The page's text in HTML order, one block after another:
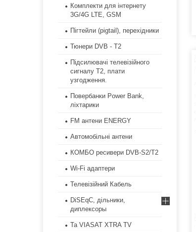
Комплекти для інтернету
3G/4G LTE, GSM
Пігтейли (pigtail), перехідники
Тюнери DVB - T2
Підсилювачі телевізійного
сигналу Т2, плати
узгодження.
Повербанки Power Bank,
ліхтарики
FM антени ENERGY
Автомобільні антени
КОМБО ресивери DVB-S2/Т2
Wi-Fi адаптери
Телевізійний Кабель
DiSEqC, дільники,
диплексоры
Та VIASAT XTRA TV